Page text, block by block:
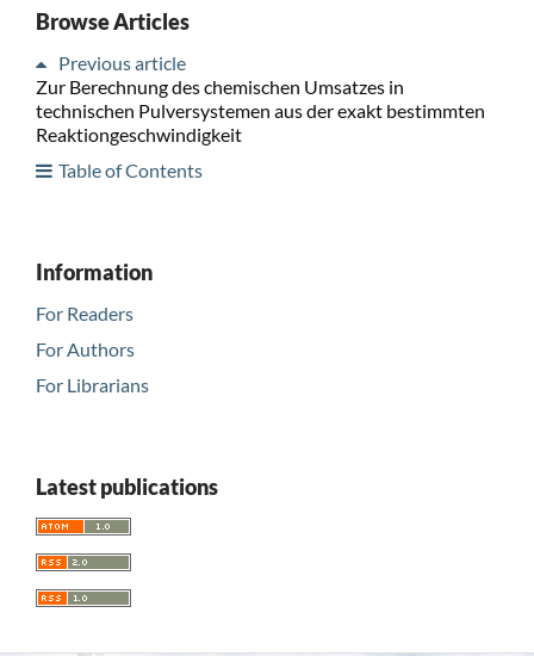
Browse Articles
Previous article
Zur Berechnung des chemischen Umsatzes in
technischen Pulversystemen aus der exakt bestimmten
Reaktiongeschwindigkeit
Table of Contents
Information
For Readers
For Authors
For Librarians
Latest publications